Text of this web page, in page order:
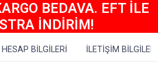
BEDAVA. EFT İLE
İNDİRİM!
BİLGİLERİ İLETİŞİM BİLGİLERİ